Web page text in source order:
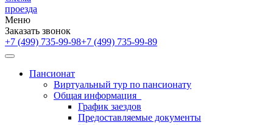
проезда
Меню
Заказать звонок
+7 (499) 735-99-98+7 (499) 735-99-89
Пансионат
Виртуальный тур по пансионату
Общая информация
График заездов
Предоставляемые документы